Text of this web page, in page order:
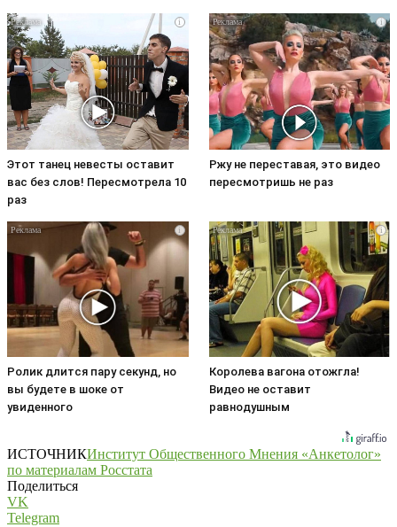
i
Этот танец невесты оставит
вас без слов! Пересмотрела 10
раз
i
Ржу не переставая, это видео
пересмотришь не раз
i
Ролик длится пару секунд, но
вы будете в шоке от
увиденного
i
Королева вагона отожгла!
Видео не оставит
равнодушным
ИСТОЧНИКИнститут Общественного Мнения «Анкетолог»
по материалам Росстата
Поделиться
VK
Telegram